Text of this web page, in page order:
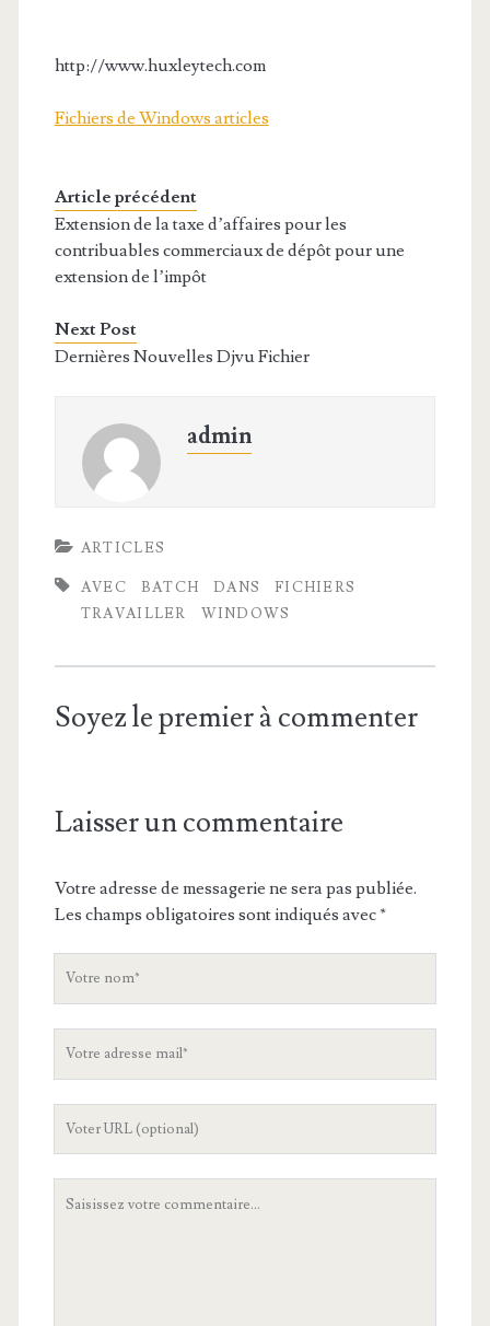
http://www.huxleytech.com
Fichiers de Windows articles
Article précédent
Extension de la taxe d’affaires pour les
contribuables commerciaux de dépôt pour une
extension de l’impôt
Next Post
Dernières Nouvelles Djvu Fichier
admin
ARTICLES
AVEC BATCH DANS
FICHIERS
TRAVAILLER
WINDOWS
Soyez le premier à commenter
Laisser un commentaire
Votre adresse de messagerie ne sera pas publiée.
Les champs obligatoires sont indiqués avec*
V
n
m
V
a